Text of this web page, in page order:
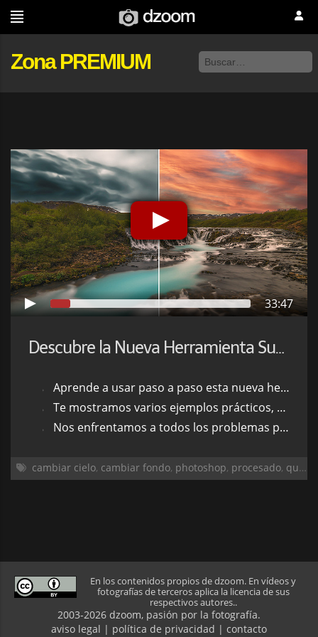
Zona PREMIUM
33:47
Descubre la Nueva Herramienta Sustitución de Cielo de Photoshop 2021
Aprende a usar paso a paso esta nueva herramienta
Te mostramos varios ejemplos prácticos, de más sencillo a más difícil
Nos enfrentamos a todos los problemas posibles para que sepas cómo solventarlos
cambiar cielo, cambiar fondo, photoshop, procesado, quitar cielo
En los contenidos propios de dzoom. En vídeos y
fotografías de terceros aplica la licencia de sus
respectivos autores..
2003-2026 dzoom, pasión por la fotografía.
aviso legal | política de privacidad | contacto